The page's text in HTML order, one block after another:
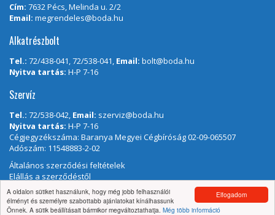
Elfogadom
A oldalon sütiket használunk, hogy még jobb felhasználói
élményt és személyre szabottabb ajánlatokat kínálhassunk
Önnek. A sütik beállításait bármikor megváltoztathatja. Még több információ
Cím: 7632 Pécs, Melinda u. 2/2
Email: megrendeles@boda.hu
Alkatrészbolt
Tel.: 72/438-041, 72/538-041, Email: bolt@boda.hu
Nyitva tartás: H-P 7-16
Szervíz
Tel.: 72/538-042, Email: szerviz@boda.hu
Nyitva tartás: H-P 7-16
Cégjegyzékszáma: Baranya Megyei Cégbíróság 02-09-065507
Adószám: 11548883-2-02
Általános szerződési feltételek
Elállás a szerződéstől